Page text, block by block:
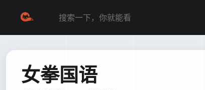
女拳国语